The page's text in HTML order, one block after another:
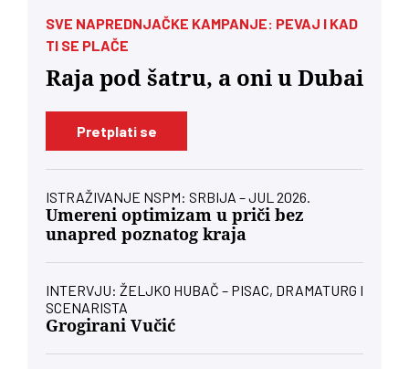
SVE NAPREDNJAČKE KAMPANJE: PEVAJ I KAD
TI SE PLAČE
Raja pod šatru, a oni u Dubai
Pretplati se
ISTRAŽIVANJE NSPM: SRBIJA – JUL 2026.
Umereni optimizam u priči bez
unapred poznatog kraja
INTERVJU: ŽELJKO HUBAČ – PISAC, DRAMATURG I
SCENARISTA
Grogirani Vučić